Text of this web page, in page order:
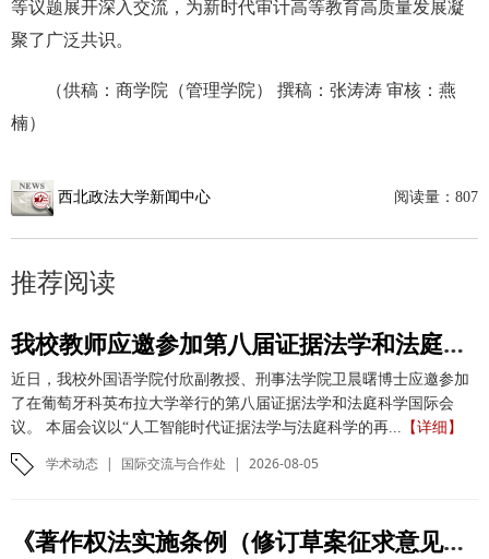
等议题展开深入交流，为新时代审计高等教育高质量发展凝
聚了广泛共识。
（供稿：商学院（管理学院） 撰稿：张涛涛 审核：燕
楠）
西北政法大学新闻中心 阅读量： 807
推荐阅读
我校教师应邀参加第八届证据法学和法庭科学国际会议并作学术报告
近日，我校外国语学院付欣副教授、刑事法学院卫晨曙博士应邀参加
了在葡萄牙科英布拉大学举行的第八届证据法学和法庭科学国际会
议。 本届会议以“人工智能时代证据法学与法庭科学的再... 【详细】
学术动态 | 国际交流与合作处 | 2026-08-05
《著作权法实施条例（修订草案征求意见稿）》专家研讨会在我校举办